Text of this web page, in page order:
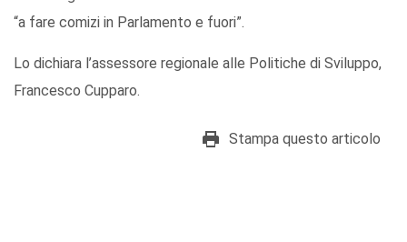
“a fare comizi in Parlamento e fuori”.
Lo dichiara l’assessore regionale alle Politiche di Sviluppo,
Francesco Cupparo.
Stampa questo articolo